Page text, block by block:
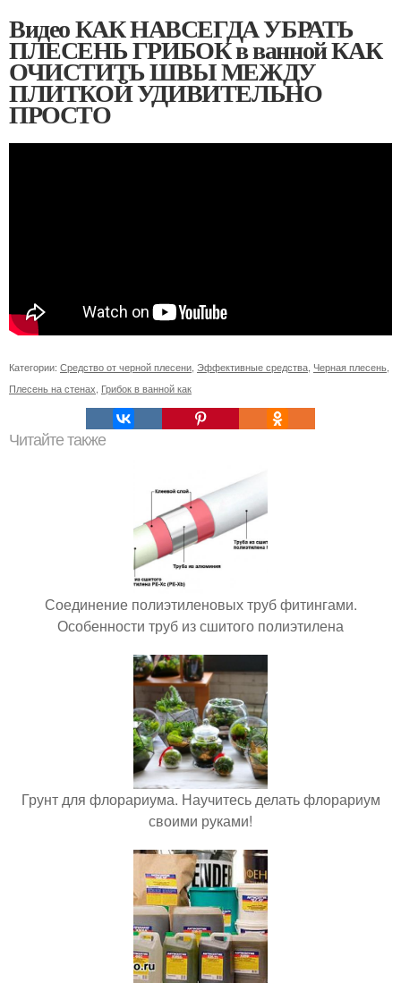
Видео КАК НАВСЕГДА УБРАТЬ
ПЛЕСЕНЬ ГРИБОК в ванной КАК
ОЧИСТИТЬ ШВЫ МЕЖДУ
ПЛИТКОЙ УДИВИТЕЛЬНО
ПРОСТО
Категории: Средство от черной плесени Эффективные средства Черная плесень
Плесень на стенах Грибок в ванной как
Читайте также
Соединение полиэтиленовых труб фитингами.
Особенности труб из сшитого полиэтилена
Грунт для флорариума. Научитесь делать флорариум
своими руками!